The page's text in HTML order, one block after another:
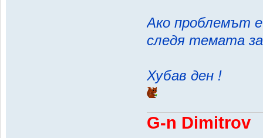
Ако проблемът
следя темата
Хубав ден !
G-n Dimitrov